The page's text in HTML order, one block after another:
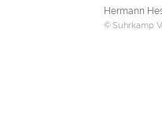
Hermann
Suhrkamp